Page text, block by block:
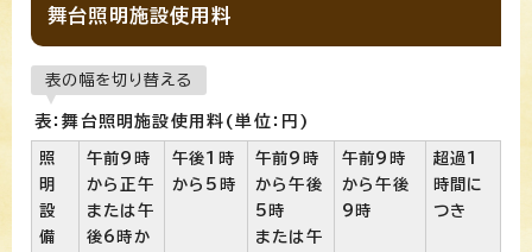
舞台照明施設使用料
表の幅を切り替える
表：舞台照明施設使用料(単位：円)
照
明
設
備
午前9時
から正午
または午
後6時か
午後1時
から5時
午前9時
から午後
5時
または午
午前9時
から午後
9時
超過1
時間に
つき